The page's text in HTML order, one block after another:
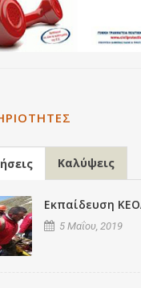
Καλύψεις
Εκπαίδευση
5 Μαΐου, 2019